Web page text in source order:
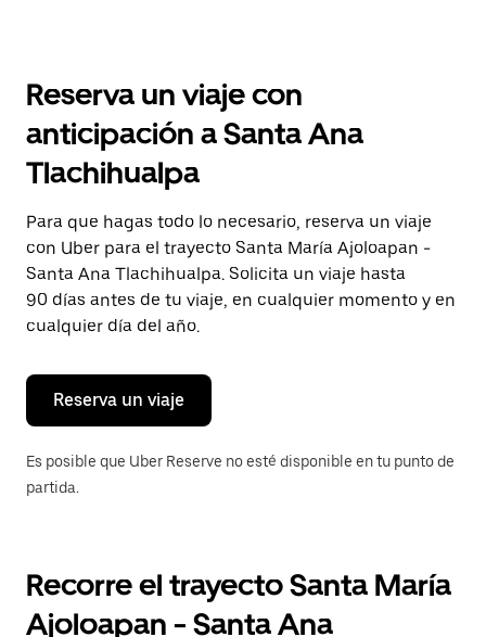
el
y
selecciona
una
Presiona
la
tecla Esc
para
cerrar
el
calendario.
Reserva un viaje con
anticipación a Santa Ana
Tlachihualpa
Para que hagas todo lo necesario, reserva un viaje
con Uber para el trayecto Santa María Ajoloapan -
Santa Ana Tlachihualpa. Solicita un viaje hasta
90 días antes de tu viaje, en cualquier momento y en
cualquier día del año.
Reserva un viaje
Es posible que Uber Reserve no esté disponible en tu punto de
partida.
Recorre el trayecto Santa María
Ajoloapan - Santa Ana